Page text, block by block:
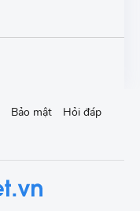
Bảo mật
Hỏi đáp